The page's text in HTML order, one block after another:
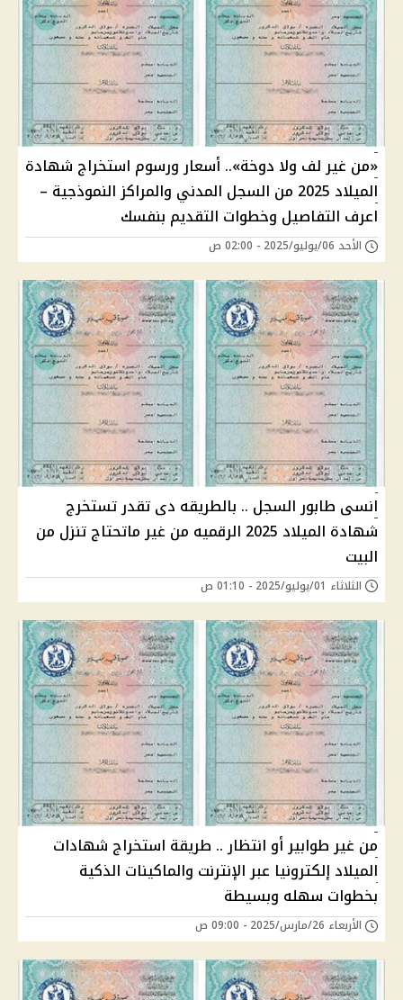
«من غير لف ولا دوخة».. أسعار ورسوم استخراج شهادة
الميلاد 2025 من السجل المدني والمراكز النموذجية –
اعرف التفاصيل وخطوات التقديم بنفسك
الأحد 06/يوليو/2025 - 02:00 ص
انسى طابور السجل .. بالطريقه دى تقدر تستخرج
شهادة الميلاد 2025 الرقميه من غير ماتحتاج تنزل من
البيت
الثلاثاء 01/يوليو/2025 - 01:10 ص
من غير طوابير أو انتظار .. طريقة استخراج شهادات
الميلاد إلكترونيا عبر الإنترنت والماكينات الذكية
بخطوات سهله وبسيطة
الأربعاء 26/مارس/2025 - 09:00 ص